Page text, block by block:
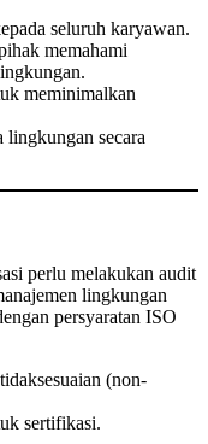
seluruh karyawan.
memahami
meminimalkan
lingkungan secara
perlu melakukan audit
lingkungan
persyaratan ISO
(non-
sertifikasi.